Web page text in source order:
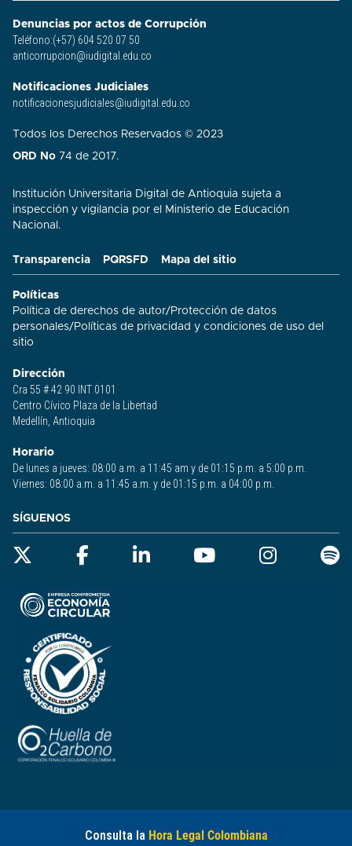
Transparencia PQRSFD Mapa del sitio
Políticas
Política de derechos de autor/Protección de datos
personales/Políticas de privacidad y condiciones de uso del
sitio​
Dirección
Cra 55 # 42 90 INT 0101
Centro Cívico Plaza de la Libertad
Medellín, Antioquia
Horario
De lunes a jueves: 08:00 a.m. a 11:45 am y de 01:15 p.m. a 5:00 p.m.
Viernes: 08:00 a.m. a 11:45 a.m. y de 01:15 p.m. a 04:00 p.m.
Denuncias por actos de Corrupción
Teléfono:(+57) 604 520 07 50
anticorrupcion@iudigital.edu.co
Notificaciones Judiciales
notificacionesjudiciales@iudigital.edu.co
Todos los Derechos Reservados © 2023
ORD No 74 de 2017.
Institución Universitaria Digital de Antioquia sujeta a
inspección y vigilancia por el Ministerio de Educación
Nacional.
SÍGUENOS
Consulta la Hora Legal Colombiana